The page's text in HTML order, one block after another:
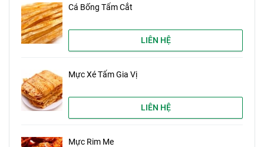
Cá Bống Tẩm Cắt
LIÊN HỆ
Mực Xé Tẩm Gia Vị
LIÊN HỆ
Mực Rim Me